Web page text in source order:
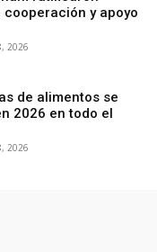
y apoyo
2026
de alimentos se
2026 en todo el
2026